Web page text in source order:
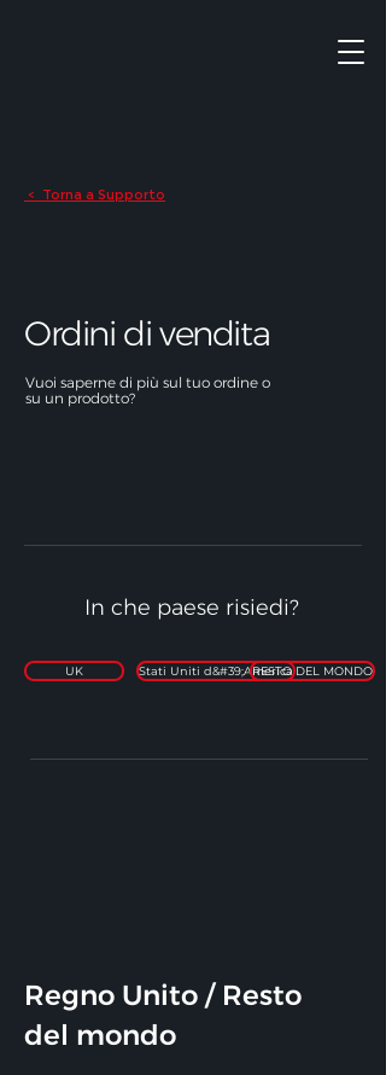
< Torna a Supporto
Ordini di vendita
Vuoi saperne di più sul tuo ordine o
su un prodotto?
In che paese risiedi?
UK Stati Uniti d&#39;AmericaRESTO DEL MONDO
Regno Unito / Resto
del mondo